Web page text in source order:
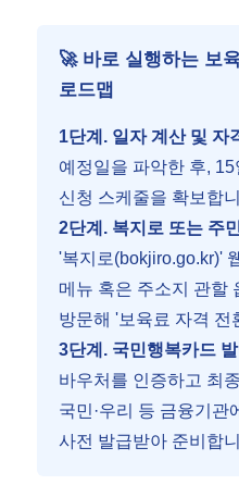
🚀 바로 실행하는 보
로드맵
1단계. 일자 계산 및 자
예정일을 파악한 후,
신청 스케줄을 확보합
2단계. 복지로 또는 주
'복지로(bokjiro.go.kr)'
메뉴 혹은 주소지 관할
방문해 '보육료 자격 전
3단계. 국민행복카드
바우처를 인증하고 최
국민·우리 등 금융기관
사전 발급받아 준비합